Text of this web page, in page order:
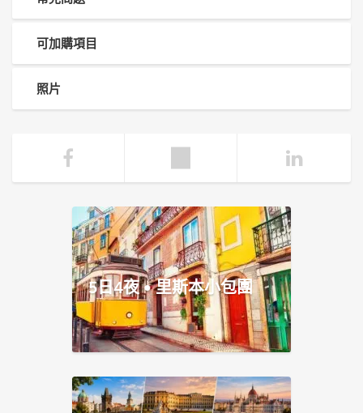
可加購項目
照片
5日4夜 • 里斯本小包團